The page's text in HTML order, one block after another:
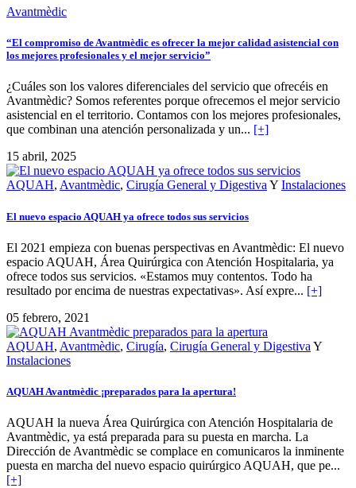
Avantmèdic
“El compromiso de Avantmèdic es ofrecer la mejor calidad asistencial con
los mejores profesionales y el mejor servicio”
¿Cuáles son los valores diferenciales del servicio que ofrecéis en
Avantmèdic? Somos referentes porque ofrecemos el mejor servicio
asistencial en el territorio. Contamos con los mejores profesionales,
que combinan una atención personalizada y un... [+]
15 abril, 2025
AQUAH, Avantmèdic, Cirugía General y Digestiva Y Instalaciones
El nuevo espacio AQUAH ya ofrece todos sus servicios
El 2021 empieza con buenas perspectivas en Avantmèdic: El nuevo
espacio AQUAH, Área Quirúrgica con Atención Hospitalaria, ya
ofrece todos sus servicios. «Estamos muy contentos. Todo ha
resultado por encima de nuestras expectativas». Así expre... [+]
05 febrero, 2021
AQUAH, Avantmèdic, Cirugía, Cirugía General y Digestiva Y
Instalaciones
AQUAH Avantmèdic ¡preparados para la apertura!
AQUAH la nueva Área Quirúrgica con Atención Hospitalaria de
Avantmèdic, ya está preparada para su puesta en marcha. La
Dirección de Avantmèdic se complace en comunicaros la inminente
puesta en marcha del nuevo espacio quirúrgico AQUAH, que pe...
[+]